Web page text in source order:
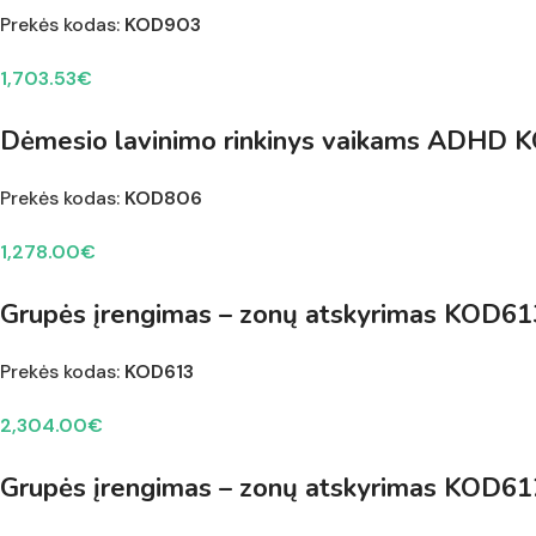
Prekės kodas: KOD903
1,703.53€
Dėmesio lavinimo rinkinys vaikams ADHD
Prekės kodas: KOD806
1,278.00€
Grupės įrengimas – zonų atskyrimas
Prekės kodas: KOD613
2,304.00€
Grupės įrengimas – zonų atskyrimas